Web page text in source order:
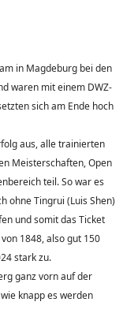
in Magdeburg bei den
waren mit einem DWZ-
sich am Ende hoch
aus, alle trainierten
Meisterschaften, Open
teil. So war es
ohne Tingrui (Luis Shen)
und somit das Ticket
1848, also gut 150
stark zu.
ganz vorn auf der
knapp es werden